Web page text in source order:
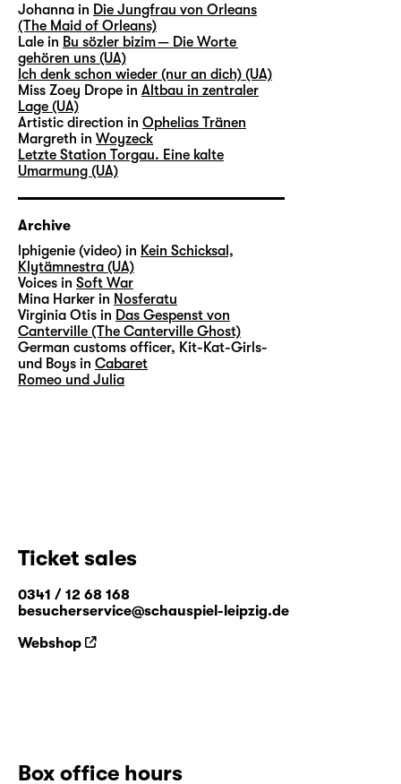
Johanna in Die Jungfrau von Orleans
(The Maid of Orleans)
Lale in Bu sözler bizim — Die Worte
gehören uns (UA)
Ich denk schon wieder (nur an dich) (UA)
Miss Zoey Drope in Altbau in zentraler
Lage (UA)
Artistic direction in Ophelias Tränen
Margreth in Woyzeck
Letzte Station Torgau. Eine kalte
Umarmung (UA)
Archive
lphigenie (video) in Kein Schicksal,
Klytämnestra (UA)
Voices in Soft War
Mina Harker in Nosferatu
Virginia Otis in Das Gespenst von
Canterville (The Canterville Ghost)
German customs officer, Kit-Kat-Girls-
und Boys in Cabaret
Romeo und Julia
Ticket sales
0341 / 12 68 168
besucherservice@schauspiel-leipzig.de
Webshop
Box office hours